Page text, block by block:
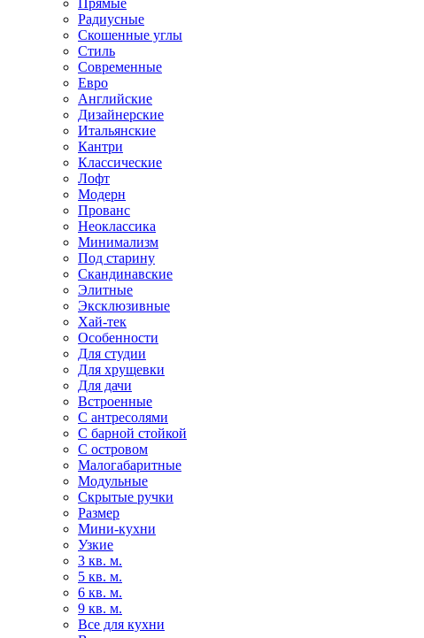
Радиусные
Скошенные углы
Стиль
Современные
Евро
Английские
Дизайнерские
Итальянские
Кантри
Классические
Лофт
Модерн
Прованс
Неоклассика
Минимализм
Под старину
Скандинавские
Элитные
Эксклюзивные
Хай-тек
Особенности
Для студии
Для хрущевки
Для дачи
Встроенные
С антресолями
С барной стойкой
С островом
Малогабаритные
Модульные
Скрытые ручки
Размер
Мини-кухни
Узкие
3 кв. м.
5 кв. м.
6 кв. м.
9 кв. м.
Все для кухни